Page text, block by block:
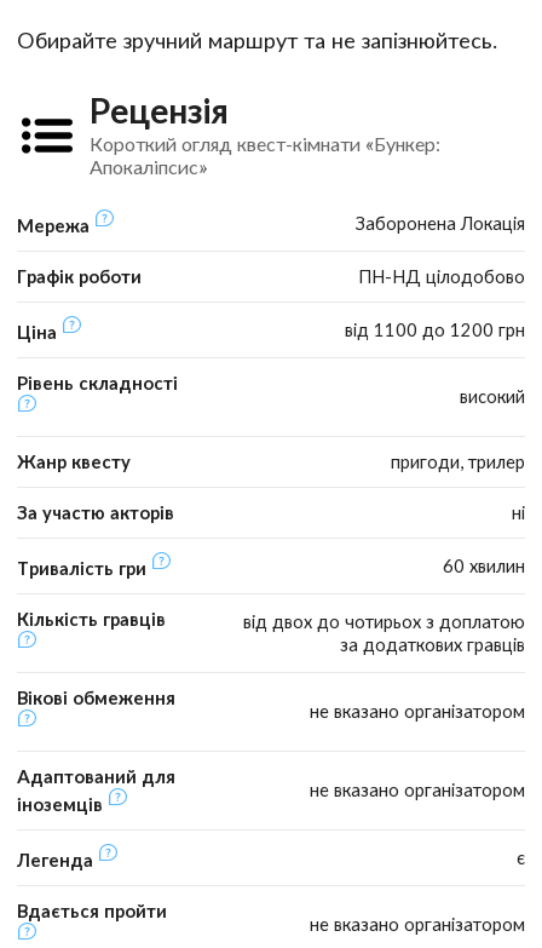
Обирайте зручний маршрут та не запізнюйтесь.
Рецензія
Короткий огляд квест-кімнати «Бункер:
Апокаліпсис»
Мережа Заборонена Локація
Графік роботи ПН-НД цілодобово
Ціна від 1100 до 1200 грн
Рівень складності
високий
Жанр квесту пригоди, трилер
За участю акторів ні
Тривалість гри 60 хвилин
Кількість гравців
від двох до чотирьох з доплатою
за додаткових гравців
Вікові обмеження
не вказано організатором
Адаптований для
іноземців
не вказано організатором
Легенда є
Вдається пройти
не вказано організатором